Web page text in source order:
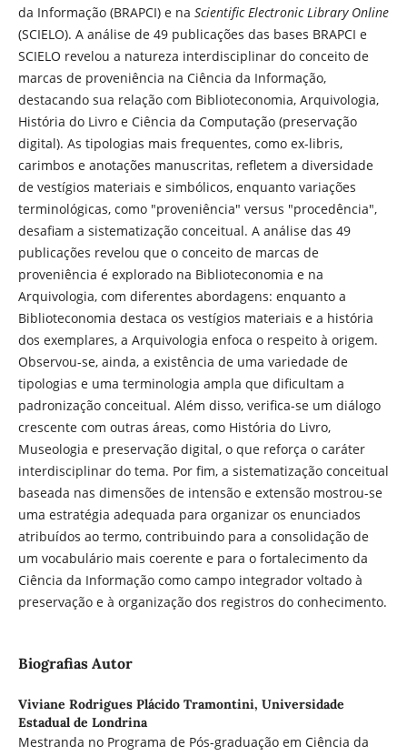
da Informação (BRAPCI) e na Scientific Electronic Library Online
(SCIELO). A análise de 49 publicações das bases BRAPCI e
SCIELO revelou a natureza interdisciplinar do conceito de
marcas de proveniência na Ciência da Informação,
destacando sua relação com Biblioteconomia, Arquivologia,
História do Livro e Ciência da Computação (preservação
digital). As tipologias mais frequentes, como ex-libris,
carimbos e anotações manuscritas, refletem a diversidade
de vestígios materiais e simbólicos, enquanto variações
terminológicas, como "proveniência" versus "procedência",
desafiam a sistematização conceitual. A análise das 49
publicações revelou que o conceito de marcas de
proveniência é explorado na Biblioteconomia e na
Arquivologia, com diferentes abordagens: enquanto a
Biblioteconomia destaca os vestígios materiais e a história
dos exemplares, a Arquivologia enfoca o respeito à origem.
Observou-se, ainda, a existência de uma variedade de
tipologias e uma terminologia ampla que dificultam a
padronização conceitual. Além disso, verifica-se um diálogo
crescente com outras áreas, como História do Livro,
Museologia e preservação digital, o que reforça o caráter
interdisciplinar do tema. Por fim, a sistematização conceitual
baseada nas dimensões de intensão e extensão mostrou-se
uma estratégia adequada para organizar os enunciados
atribuídos ao termo, contribuindo para a consolidação de
um vocabulário mais coerente e para o fortalecimento da
Ciência da Informação como campo integrador voltado à
preservação e à organização dos registros do conhecimento.
Biografias Autor
Viviane Rodrigues Plácido Tramontini, Universidade
Estadual de Londrina
Mestranda no Programa de Pós-graduação em Ciência da